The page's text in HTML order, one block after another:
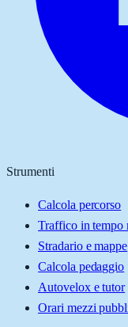
Strumenti
Calcola percorso
Traffico in tempo
Stradario e mappe
Calcola pedaggio
Autovelox e tutor
Orari mezzi